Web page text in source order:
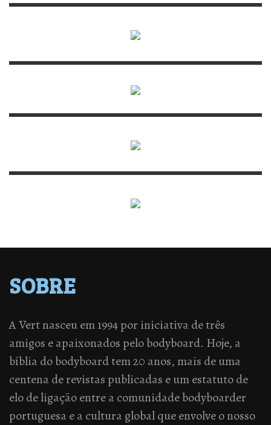
SOBRE
A Vert nasceu em 1994 por iniciativa de três
amigos e apaixonados pelo bodyboard. Hoje, a
bíblia do bodyboard tem 20 anos, mais de uma
centena de revistas publicadas e um estatuto de
elo de ligação entre a comunidade bodyboarder
portuguesa e a cultura global que envolve o nosso